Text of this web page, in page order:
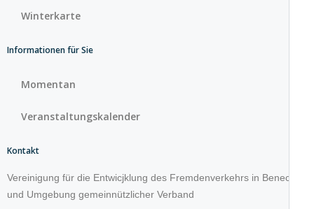
Winterkarte
Informationen für Sie
Momentan
Veranstaltungskalender
Kontakt
Vereinigung für die Entwicjklung des Fremdenverkehrs in Benecko
und Umgebung gemeinnützlicher Verband